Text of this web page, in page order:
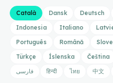
Català Dansk Deutsch
Indonesia
Italiano
Português
Română
Türkçe
Íslenska Čeština
فارسی
हिन्दी ไทย 中文